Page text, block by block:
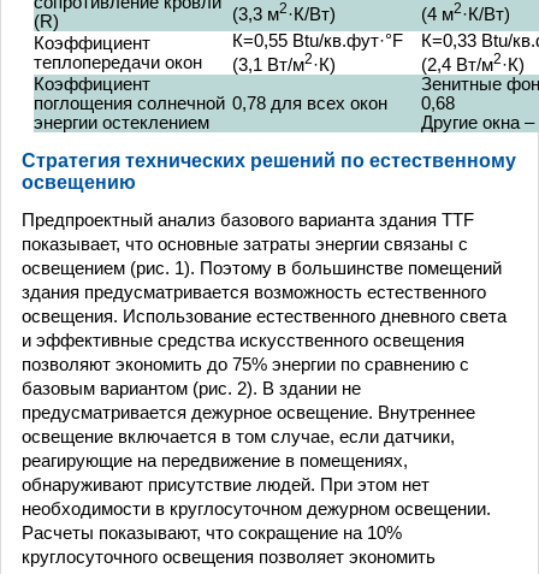
(R)
(3,3 м2·К/Вт)
(4 м2·К/Вт)
Коэффициент
теплопередачи окон
К=0,55 Btu/кв.фут·°F
(3,1 Вт/м2·К)
К=0,33 Btu/
(2,4 Вт/м2·К)
Коэффициент
поглощения солнечной
энергии остеклением
0,78 для всех окон
Зенитные
0,68
Другие окна –
Стратегия технических решений по естественному
освещению
Предпроектный анализ базового варианта здания TTF
показывает, что основные затраты энергии связаны с
освещением (рис. 1). Поэтому в большинстве помещений
здания предусматривается возможность естественного
освещения. Использование естественного дневного света
и эффективные средства искусственного освещения
позволяют экономить до 75% энергии по сравнению с
базовым вариантом (рис. 2). В здании не
предусматривается дежурное освещение. Внутреннее
освещение включается в том случае, если датчики,
реагирующие на передвижение в помещениях,
обнаруживают присутствие людей. При этом нет
необходимости в круглосуточном дежурном освещении.
Расчеты показывают, что сокращение на 10%
круглосуточного освещения позволяет экономить